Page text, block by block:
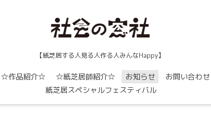
【紙芝居する人見る人作る人みんなHappy】
☆作品紹介☆ ☆紙芝居師紹介☆ お知らせ
お問い合わせ
紙芝居スペシャルフェスティバル